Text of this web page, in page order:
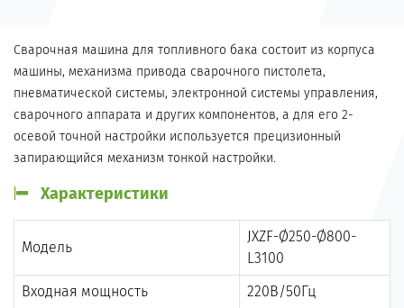
Сварочная машина для топливного бака состоит из корпуса
машины, механизма привода сварочного пистолета,
пневматической системы, электронной системы управления,
сварочного аппарата и других компонентов, а для его 2-
осевой точной настройки используется прецизионный
запирающийся механизм тонкой настройки.
Характеристики
Модель
JXZF-Ø250-Ø800-
L3100
Входная мощность
220В/50Гц